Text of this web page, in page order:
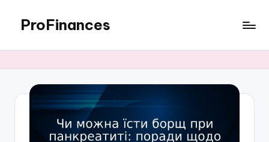
Перейти
вмісту
ProFinances